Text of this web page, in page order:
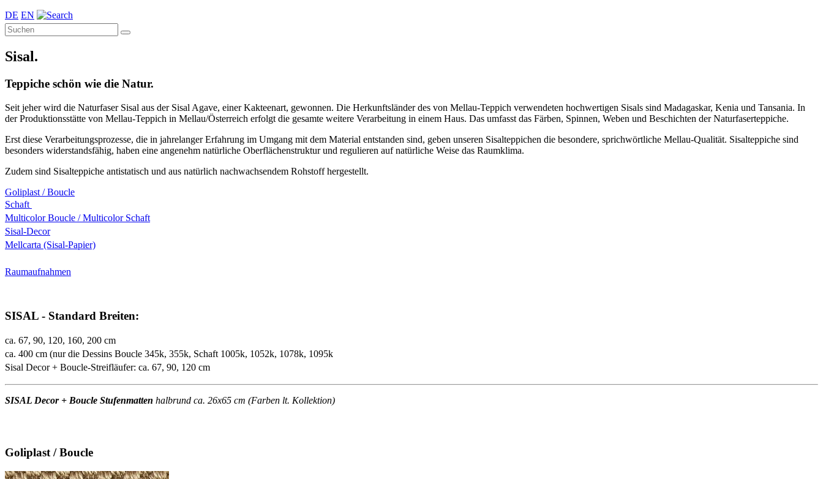
DE EN
Sisal.
Teppiche schön wie die Natur.
Seit jeher wird die Naturfaser Sisal aus der Sisal Agave, einer Kakteenart, gewonnen. Die Herkunftsländer des von Mellau-Teppich verwendeten hochwertigen Sisals sind Madagaskar, Kenia und Tansania. In
der Produktionsstätte von Mellau-Teppich in Mellau/Österreich erfolgt die gesamte weitere Verarbeitung in einem Haus. Das umfasst das Färben, Spinnen, Weben und Beschichten der Naturfaserteppiche.
Erst diese Verarbeitungsprozesse, die in jahrelanger Erfahrung im Umgang mit dem Material entstanden sind, geben unseren Sisalteppichen die besondere, sprichwörtliche Mellau-Qualität. Sisalteppiche sind
besonders widerstandsfähig, haben eine angenehm natürliche Oberflächenstruktur und regulieren auf natürliche Weise das Raumklima.
Zudem sind Sisalteppiche antistatisch und aus natürlich nachwachsendem Rohstoff hergestellt.
Goliplast / Boucle
Schaft
Multicolor Boucle / Multicolor Schaft
Sisal-Decor
Mellcarta (Sisal-Papier)
Raumaufnahmen
SISAL - Standard Breiten:
ca. 67, 90, 120, 160, 200 cm
ca. 400 cm (nur die Dessins Boucle 345k, 355k, Schaft 1005k, 1052k, 1078k, 1095k
Sisal Decor + Boucle-Streifläufer: ca. 67, 90, 120 cm
SISAL Decor + Boucle Stufenmatten halbrund ca. 26x65 cm (Farben lt. Kollektion)
Goliplast / Boucle